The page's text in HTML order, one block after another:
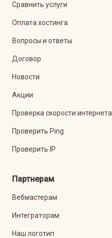
Сравнить услуги
Оплата хостинга
Вопросы и ответы
Договор
Новости
Акции
Проверка скорости интернета
Проверить Ping
Проверить IP
Партнерам
Вебмастерам
Интеграторам
Наш логотип